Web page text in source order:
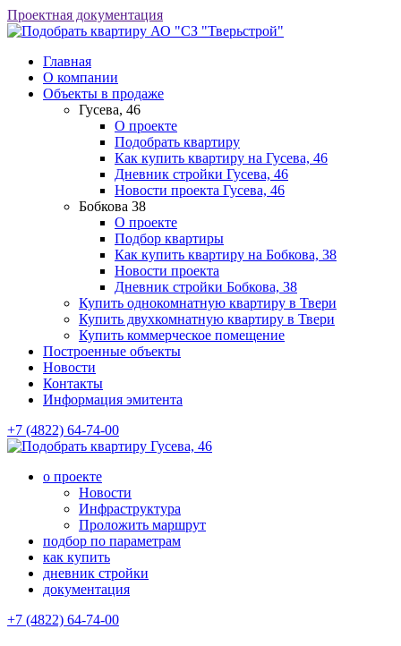
Проектная документация
АО "СЗ "Тверьстрой"
Главная
О компании
Объекты в продаже
Гусева, 46
О проекте
Подобрать квартиру
Как купить квартиру на Гусева, 46
Дневник стройки Гусева, 46
Новости проекта Гусева, 46
Бобкова 38
О проекте
Подбор квартиры
Как купить квартиру на Бобкова, 38
Новости проекта
Дневник стройки Бобкова, 38
Купить однокомнатную квартиру в Твери
Купить двухкомнатную квартиру в Твери
Купить коммерческое помещение
Построенные объекты
Новости
Контакты
Информация эмитента
+7 (4822) 64-74-00
Гусева, 46
о проекте
Новости
Инфраструктура
Проложить маршрут
подбор по параметрам
как купить
дневник стройки
документация
+7 (4822) 64-74-00